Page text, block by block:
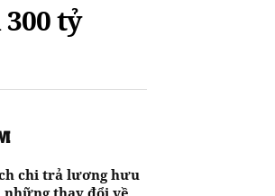
tỷ
chi trả lương hưu